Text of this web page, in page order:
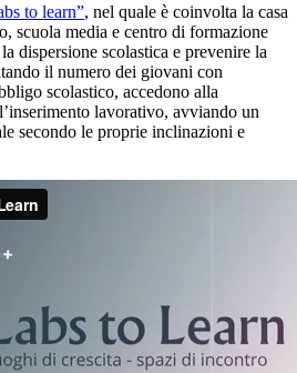
to learn”, nel quale è coinvolta la casa
scuola media e centro di formazione
dispersione scolastica e prevenire la
il numero dei giovani con
scolastico, accedono alla
lavorativo, avviando un
secondo le proprie inclinazioni e